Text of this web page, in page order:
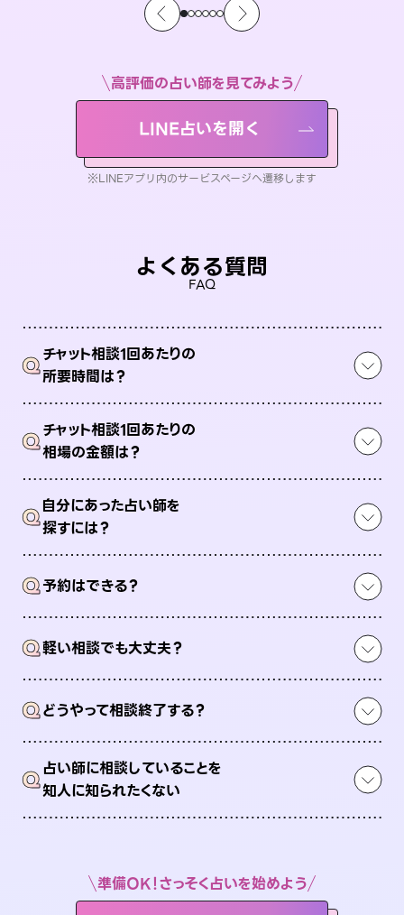
高評価の占い師を見てみよう
LINE占いを開く
※LINEアプリ内のサービスページへ遷移します
よくある質問
FAQ
Qチャット相談1回あたりの
所要時間は？
Qチャット相談1回あたりの
相場の金額は？
Q自分にあった占い師を
探すには？
Q予約はできる？
Q軽い相談でも大丈夫？
Qどうやって相談終了する？
Q占い師に相談していることを
知人に知られたくない
準備OK！さっそく占いを始めよう